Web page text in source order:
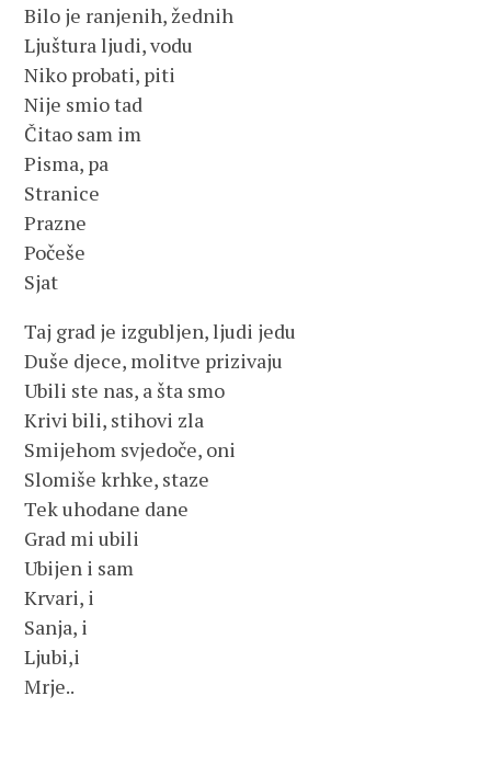
Bilo je ranjenih, žednih
Ljuštura ljudi, vodu
Niko probati, piti
Nije smio tad
Čitao sam im
Pisma, pa
Stranice
Prazne
Počeše
Sjat
Taj grad je izgubljen, ljudi jedu
Duše djece, molitve prizivaju
Ubili ste nas, a šta smo
Krivi bili, stihovi zla
Smijehom svjedoče, oni
Slomiše krhke, staze
Tek uhodane dane
Grad mi ubili
Ubijen i sam
Krvari, i
Sanja, i
Ljubi,i
Mrje..